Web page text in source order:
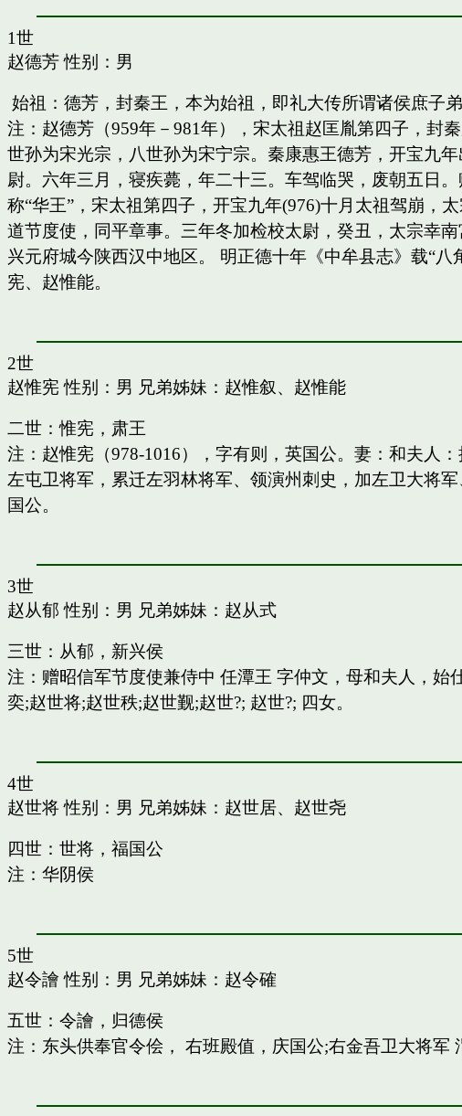
1世
赵德芳性别：男
始祖：德芳，封秦王，本为始祖，即礼大传所谓诸侯庶子
注：赵德芳（959年－981年），宋太祖赵匡胤第四子，封
世孙为宋光宗，八世孙为宋宁宗。秦康惠王德芳，开宝九
尉。六年三月，寝疾薨，年二十三。车驾临哭，废朝五日
称“华王”，宋太祖第四子，开宝九年(976)十月太祖驾崩，
道节度使，同平章事。三年冬加检校太尉，癸丑，太宗幸
兴元府城今陕西汉中地区。 明正德十年《中牟县志》载“
宪、赵惟能。
2世
赵惟宪 性别：男 兄弟姊妹： 赵惟叙、 赵惟能
二世：惟宪，肃王
注：赵惟宪（978-1016），字有则，英国公。妻：和夫人
左屯卫将军，累迁左羽林将军、领演州刺史，加左卫大将
国公。
3世
赵从郁 性别：男 兄弟姊妹： 赵从式
三世：从郁，新兴侯
注：赠昭信军节度使兼侍中 任潭王 字仲文，母和夫人，
奕;赵世将;赵世秩;赵世觐;赵世?; 赵世?; 四女。
4世
赵世将性别：男 兄弟姊妹： 赵世居、 赵世尧
四世：世将，福国公
注：华阴侯
5世
赵令譮 性别：男 兄弟姊妹： 赵令確
五世：令譮，归德侯
注：东头供奉官令侩， 右班殿值，庆国公;右金吾卫大将军